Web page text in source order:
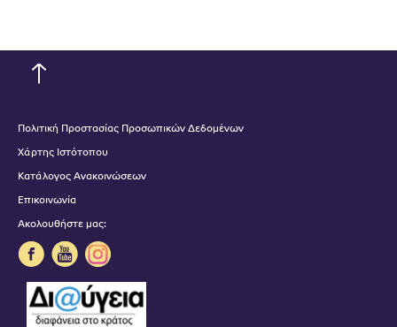
Πολιτική Προστασίας Προσωπικών Δεδομένων
Χάρτης Ιστότοπου
Κατάλογος Ανακοινώσεων
Επικοινωνία
Ακολουθήστε μας: